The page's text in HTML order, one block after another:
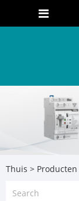
Thuis > Producten